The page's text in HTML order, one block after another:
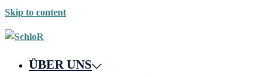
Skip to content
ÜBER UNS